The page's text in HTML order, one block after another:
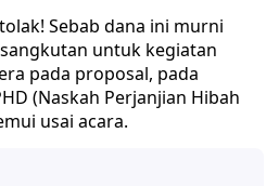
Sebab dana ini murni
untuk kegiatan
pada proposal, pada
(Naskah Perjanjian Hibah
usai acara.